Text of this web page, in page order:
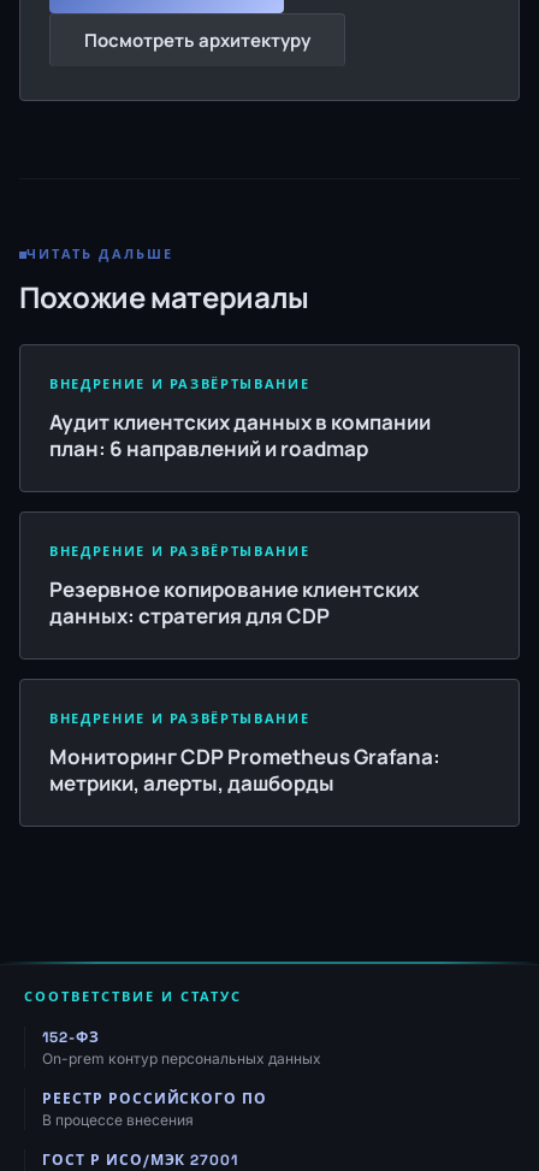
Посмотреть архитектуру
ЧИТАТЬ ДАЛЬШЕ
Похожие материалы
ВНЕДРЕНИЕ И РАЗВЁРТЫВАНИЕ
Аудит клиентских данных в компании
план: 6 направлений и roadmap
ВНЕДРЕНИЕ И РАЗВЁРТЫВАНИЕ
Резервное копирование клиентских
данных: стратегия для CDP
ВНЕДРЕНИЕ И РАЗВЁРТЫВАНИЕ
Мониторинг CDP Prometheus Grafana:
метрики, алерты, дашборды
СООТВЕТСТВИЕ И СТАТУС
152-ФЗ
On-prem контур персональных данных
РЕЕСТР РОССИЙСКОГО ПО
В процессе внесения
ГОСТ Р ИСО/МЭК 27001